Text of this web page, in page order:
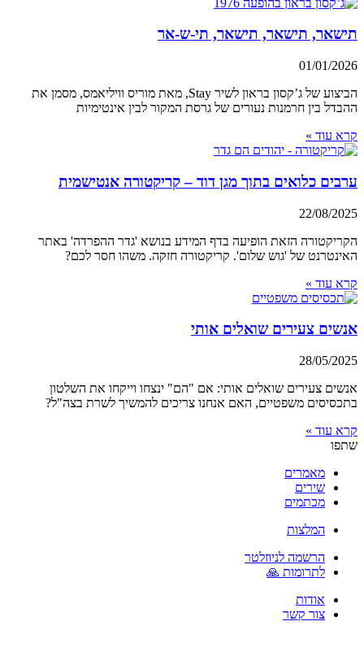
תישאר, תישאר, תישאר, תי-ש-אר
01/01/2026
הביצוע של ג’קסון בראון לשיר Stay, מאת מוריס וויליאמס, מסמן את
ההבדל בין חרמנות נעורים של גרסת המקור לבין אינטימיות
קרא עוד »
ערבים כלואים בתוך מגן דוד – קריקטורה אנטישמית
22/08/2025
הקריקטורה הזאת הופיעה בדף המידע בנושא 'גדר ההפרדה' באתר
האינטרנט של 'גוש שלום'. קריקטורה חזקה. משהו חסר לכם?
קרא עוד »
אנשים צעירים שואלים אותי
28/05/2025
אנשים צעירים שואלים אותי: אם "הם" ינצחו וייקחו את השלטון
בתכסיסים משפטיים, האם אנחנו צריכים להמשיך לשרת בצה"ל?
קרא עוד »
שתפו
מאמרים
שירים
מכתמים
המלצות
הרשמה לניוזלטר
לתרומות 🙏
אודות
צור קשר